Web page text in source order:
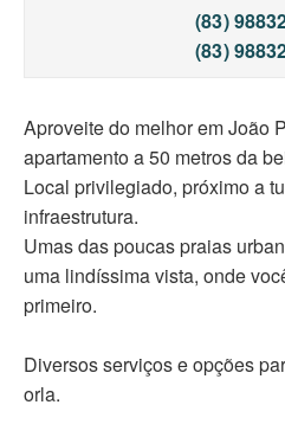
(83)
(83)
Aproveite do melhor em João
apartamento a 50 metros da
Local privilegiado, próximo a
infraestrutura.
Umas das poucas praias
uma lindíssima vista, onde
primeiro.
Diversos serviços e opções
orla.